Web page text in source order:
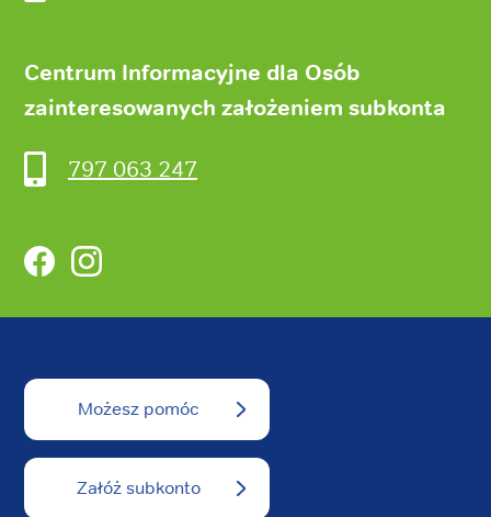
Centrum Informacyjne dla Osób
zainteresowanych założeniem subkonta
797 063 247
FacebookInstagram
Możesz pomóc
Załóż subkonto